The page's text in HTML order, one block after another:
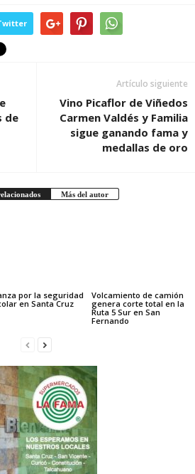
de
Artículo siguiente
Vino Picaflor de Viñedos
Carmen Valdés y Familia
sigue ganando fama y
medallas de oro
Más del autor
por la seguridad
en Santa Cruz
Volcamiento de camión
genera corte total en la
Ruta 5 Sur en San
Fernando